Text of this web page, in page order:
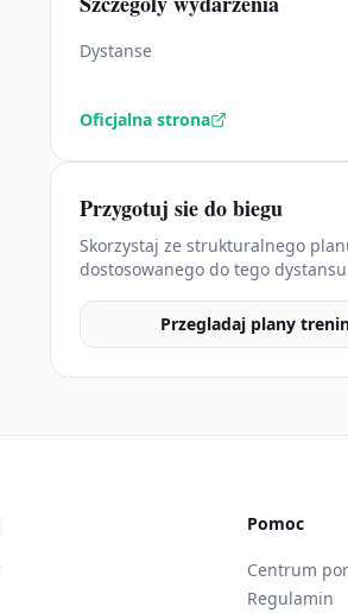
Dystanse
Oficjalna strona
Przygotuj sie do biegu
Skorzystaj ze strukturalnego
dostosowanego do tego
Przegladaj plany
Pomoc
Centrum
Regulamin